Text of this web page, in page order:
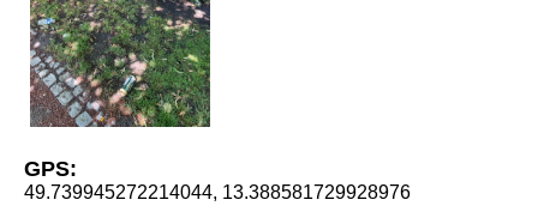
GPS:
49.739945272214044, 13.388581729928976